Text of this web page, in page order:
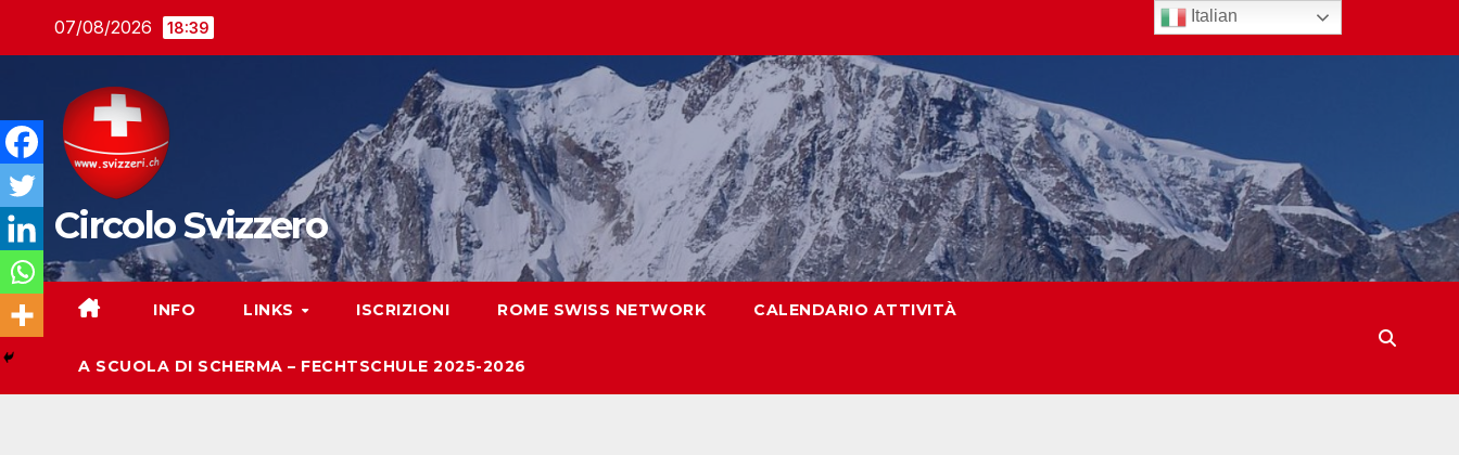
07/08/2026 18:39
Circolo Svizzero
INFO LINKS ISCRIZIONI ROME SWISS NETWORK CALENDARIO ATTIVITÀ
A SCUOLA DI SCHERMA – FECHTSCHULE 2025-2026
Italian